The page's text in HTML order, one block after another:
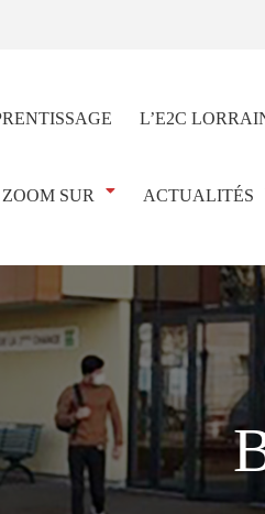
L’E2C
ZOOM SUR ACTUALITÉS